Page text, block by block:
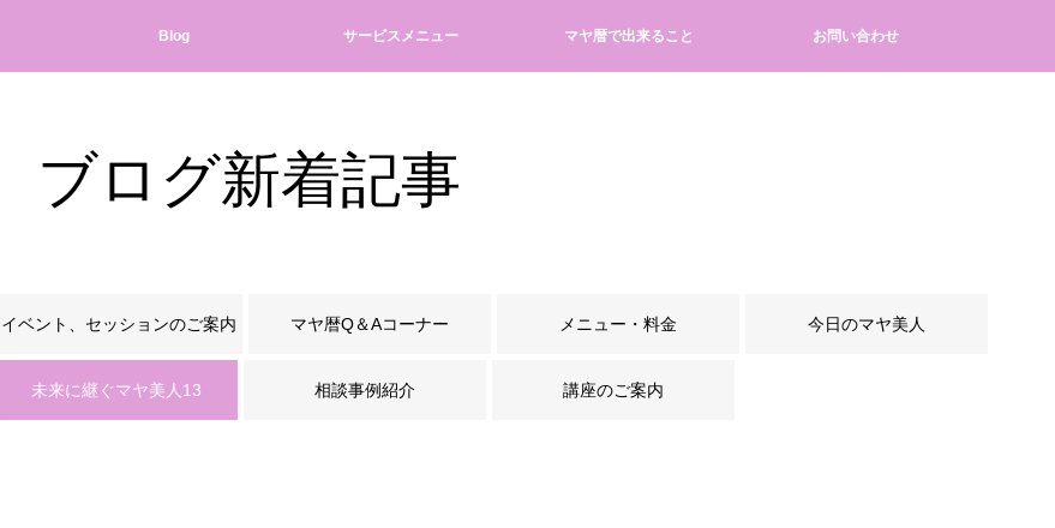
Blog サービスメニュー マヤ暦で出来ること お問い合わせ
ブログ新着記事
イベント、セッションのご案内 マヤ暦Q＆Aコーナー メニュー・料金 今日のマヤ美人
未来に継ぐマヤ美人13 相談事例紹介 講座のご案内